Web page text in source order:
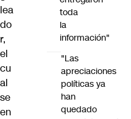
lea
do
r,
el
cu
al
se
en
toda
la
información"
"Las
apreciaciones
políticas ya
han
quedado